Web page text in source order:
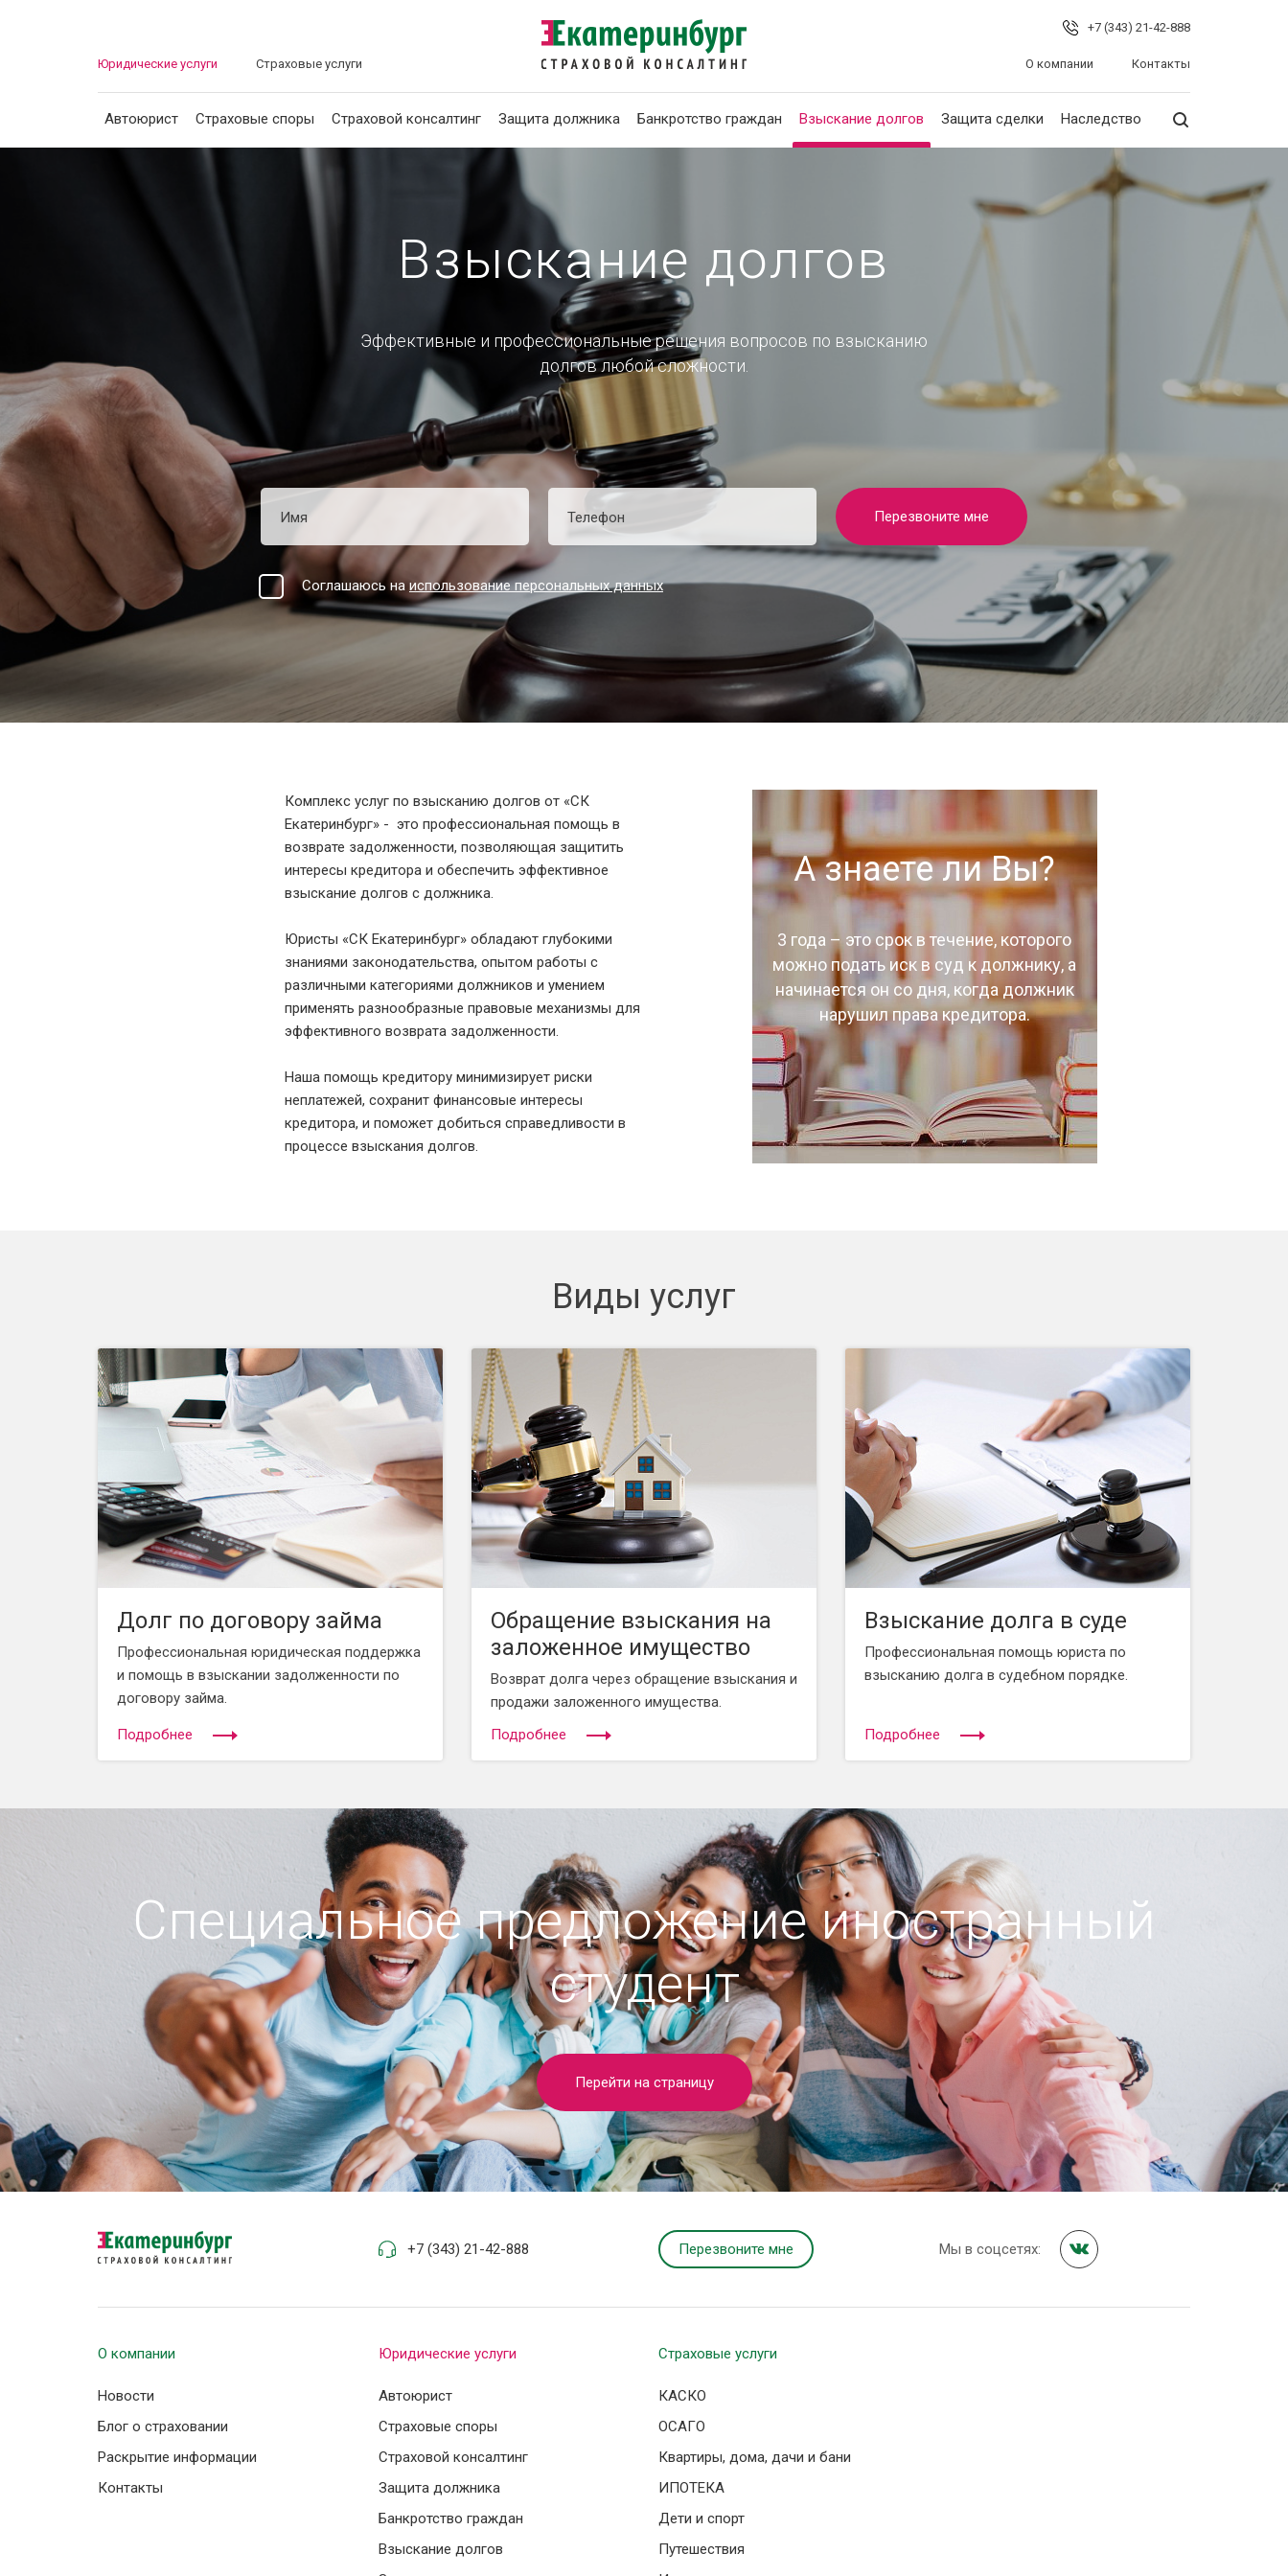
+7 (343) 21-42-888
Юридические услуги Страховые услуги О компании Контакты
Автоюрист Страховые споры Страховой консалтинг Защита должника Банкротство граждан Взыскание долгов Защита сделки Наследство
Банкротство граждан
Взыскание долгов
Защита сделки
Наследство
О компании
Взыскание долгов
Эффективные и профессиональные решения вопросов по взысканию
долгов любой сложности.
Перезвоните мне
Соглашаюсь наиспользование персональных данных
Комплекс услуг по взысканию долгов от «СК
Екатеринбург» - это профессиональная помощь в
возврате задолженности, позволяющая защитить
интересы кредитора и обеспечить эффективное
взыскание долгов с должника.
Юристы «СК Екатеринбург» обладают глубокими
знаниями законодательства, опытом работы с
различными категориями должников и умением
применять разнообразные правовые механизмы для
эффективного возврата задолженности.
Наша помощь кредитору минимизирует риски
неплатежей, сохранит финансовые интересы
кредитора, и поможет добиться справедливости в
процессе взыскания долгов.
А знаете ли Вы?
3 года – это срок в течение, которого
можно подать иск в суд к должнику, а
начинается он со дня, когда должник
нарушил права кредитора.
Виды услуг
Долг по договору займа
Профессиональная юридическая поддержка
и помощь в взыскании задолженности по
договору займа.
Подробнее
Обращение взыскания на
заложенное имущество
Возврат долга через обращение взыскания и
продажи заложенного имущества.
Подробнее
Взыскание долга в суде
Профессиональная помощь юриста по
взысканию долга в судебном порядке.
Подробнее
Специальное предложение иностранный
студент
Перейти на страницу
+7 (343) 21-42-888 Перезвоните мне Мы в соцсетях:
О компании
Новости
Блог о страховании
Раскрытие информации
Контакты
Юридические услуги
Автоюрист
Страховые споры
Страховой консалтинг
Защита должника
Банкротство граждан
Взыскание долгов
Страховые услуги
КАСКО
ОСАГО
Квартиры, дома, дачи и бани
ИПОТЕКА
Дети и спорт
Путешествия